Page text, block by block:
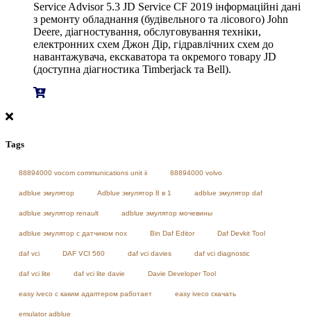
Service Advisor 5.3 JD Service CF 2019 інформаційні дані
з ремонту обладнання (будівельного та лісового) John
Deere, діагностування, обслуговування техніки,
електронних схем Джон Дір, гідравлічних схем до
навантажувача, екскаватора та окремого товару JD
(доступна діагностика Timberjack та Bell).
Tags
88894000 vocom communications unit ii 88894000 volvo
adblue эмулятор Adblue эмулятор 8 в 1 adblue эмулятор daf
adblue эмулятор renault adblue эмулятор мочевины
adblue эмулятор с датчиком nox Bin Daf Editor Daf Devkit Tool
daf vci DAF VCI 560 daf vci davies daf vci diagnostic
daf vci lite daf vci lite davie Davie Developer Tool
easy iveco с каким адаптером работает easy iveco скачать
emulator adblue